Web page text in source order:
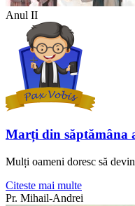
Anul II
Marți din săptămâna
Mulți oameni doresc să
Citeste mai multe
Pr. Mihail-Andrei